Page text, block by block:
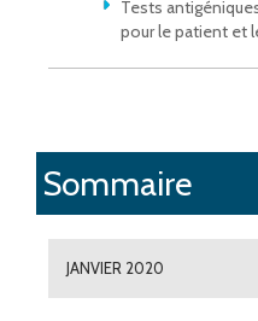
Tests
pour le patient et
Sommaire
JANVIER 2020